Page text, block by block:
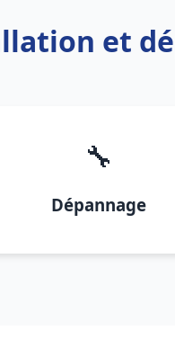
et
🔧
Dépannage